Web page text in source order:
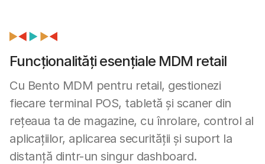
Funcționalități esențiale MDM retail
Cu Bento MDM pentru retail, gestionezi
fiecare terminal POS, tabletă și scaner din
rețeaua ta de magazine, cu înrolare, control al
aplicațiilor, aplicarea securității și suport la
distanță dintr-un singur dashboard.